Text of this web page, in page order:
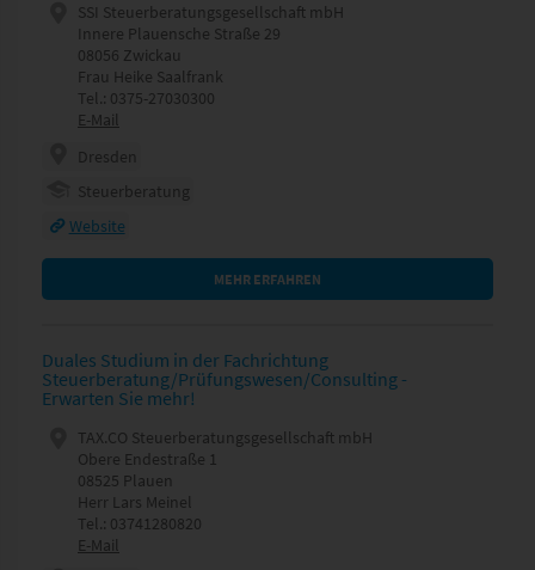
SSI Steuerberatungsgesellschaft mbH
Innere Plauensche Straße 29
08056 Zwickau
Frau Heike Saalfrank
Tel.: 0375-27030300
E-Mail
Dresden
Steuerberatung
Website
MEHR ERFAHREN
Duales Studium in der Fachrichtung
Steuerberatung/Prüfungswesen/Consulting -
Erwarten Sie mehr!
TAX.CO Steuerberatungsgesellschaft mbH
Obere Endestraße 1
08525 Plauen
Herr Lars Meinel
Tel.: 03741280820
E-Mail